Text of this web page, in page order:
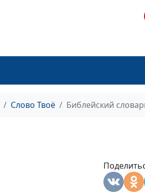
Слово Твоё Библейский
Библейский словарь: Аминь
Библейский словарь: Молитва
Библейский словарь: Апостол
Библейский словарь: